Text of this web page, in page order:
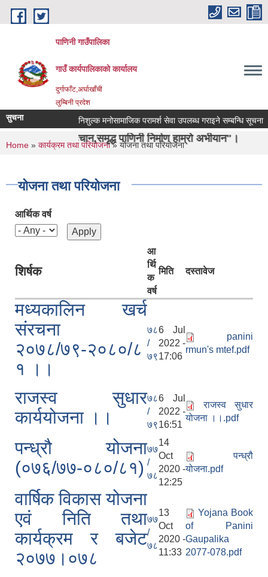
Skip to main content
पाणिनी गाउँपालिका
गाउँ कार्यपालिकाको कार्यालय
दुर्गाफाँट,अर्घाखाँची
लुम्बिनी प्रदेश
पाणिनी निर्माण हाम्रो अभीयान"।
सुचना निशुल्क मनोसामाजिक परामर्श सेवा उपलब्ध गराइने सम्बन्धि सूचना ।
You are here
Home » कार्यक्रम तथा परियोजना» योजना तथा परियोजना
योजना तथा परियोजना
आर्थिक वर्ष
शिर्षक
आ
र्थि
क
वर्ष
मिति दस्तावेज
मध्यकालिन खर्च
संरचना
२०७८/७९-२०८०/८
१ ।।
७८
/
७९
6 Jul
2022 -
17:06
panini
rmun's mtef.pdf
राजस्व सुधार
कार्ययोजना ।।
७८
/
७९
6 Jul
2022 -
16:51
राजस्व सुधार
योजना ।।.pdf
पन्ध्रौ योजना
(०७६/७७-०८०/८१)
७७
/
७८
14
Oct
2020 -
12:25
पन्ध्रौ
योजना.pdf
वार्षिक विकास योजना
एवं निति तथा
कार्यक्रम र बजेट
२०७७।०७८
७७
/
७८
13
Oct
2020 -
11:33
Yojana Book
of Panini
Gaupalika
2077-078.pdf